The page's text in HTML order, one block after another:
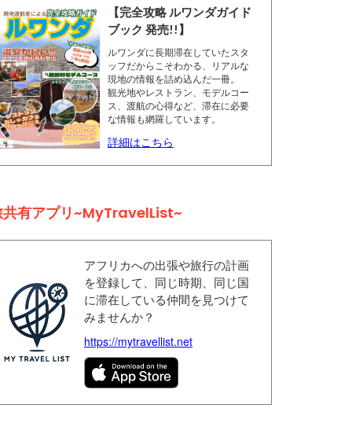
【完全攻略 ルワンダガイド
ブック 発売!!】
ルワンダに長期滞在していたスタ
ッフだからこそわかる、リアルな
現地の情報を詰め込んだ一冊。
観光地やレストラン、モデルコー
ス、渡航の心得など、滞在に必要
な情報も網羅しています。
詳細はこちら
共有アプリ~MyTravelList~
アフリカへの出張や旅行の計画
を登録して、同じ時期、同じ国
に滞在している仲間を見つけて
みませんか？
https://mytravellist.net